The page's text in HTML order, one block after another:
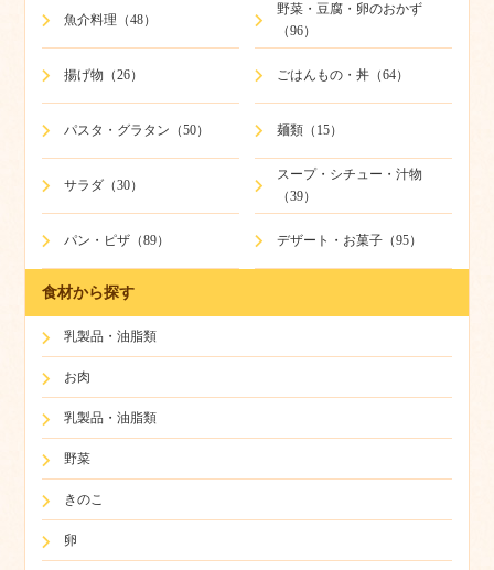
魚介料理（48）
野菜・豆腐・卵のおかず
（96）
揚げ物（26） ごはんもの・丼（64）
パスタ・グラタン（50） 麺類（15）
サラダ（30）
スープ・シチュー・汁物
（39）
パン・ピザ（89） デザート・お菓子（95）
食材から探す
乳製品・油脂類
お肉
乳製品・油脂類
野菜
きのこ
卵